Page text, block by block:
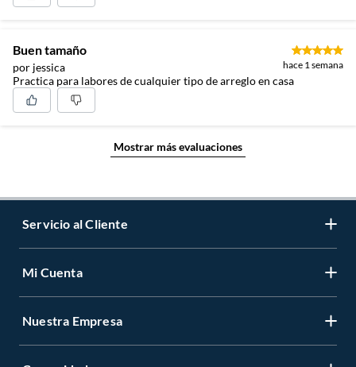
Buen tamaño
por jessica hace 1 semana
Practica para labores de cualquier tipo de arreglo en casa
Mostrar más evaluaciones
Servicio al Cliente
Contáctanos
Mi Cuenta
Registrate
Nuestra Empresa